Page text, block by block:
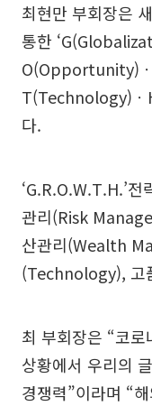
최현만 부회장은
통한
O(Opportunity)
T(Technology)ㆍ
다.
‘G.R.O.W.T.H.’
관리(Risk
산관리(Wealth
(Technology), 고
최 부회장은 “코
상황에서 우리의
경쟁력”이라며 “